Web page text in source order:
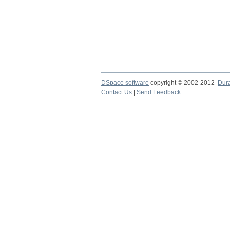
DSpace software copyright © 2002-2012
Contact Us
Send Feedback